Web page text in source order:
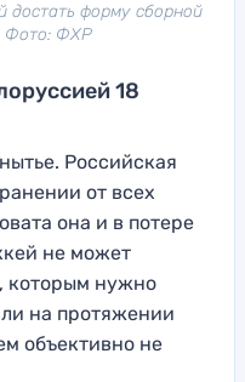
достать форму сборной
Фото: ФХР
18
Российская
от всех
она и в потере
не может
которым нужно
на протяжении
объективно не